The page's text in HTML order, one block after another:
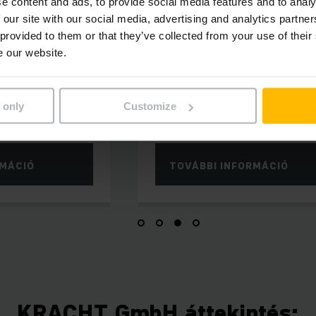
site with our social media, advertising and analytics
to them or that they’ve collected from your use of
our website.
only Customize
ÉS
kisalkatrészek
számának
mellett.
ANYAGÁRAMLÁS TESTRE
Raklap
raklapszállító szállítópálya
szabott intralogisztikai
TOVÁBBI INFORMÁCIÓ